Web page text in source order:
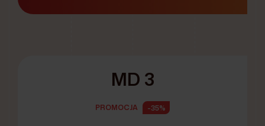
MD 3
PROMOCJA -35%